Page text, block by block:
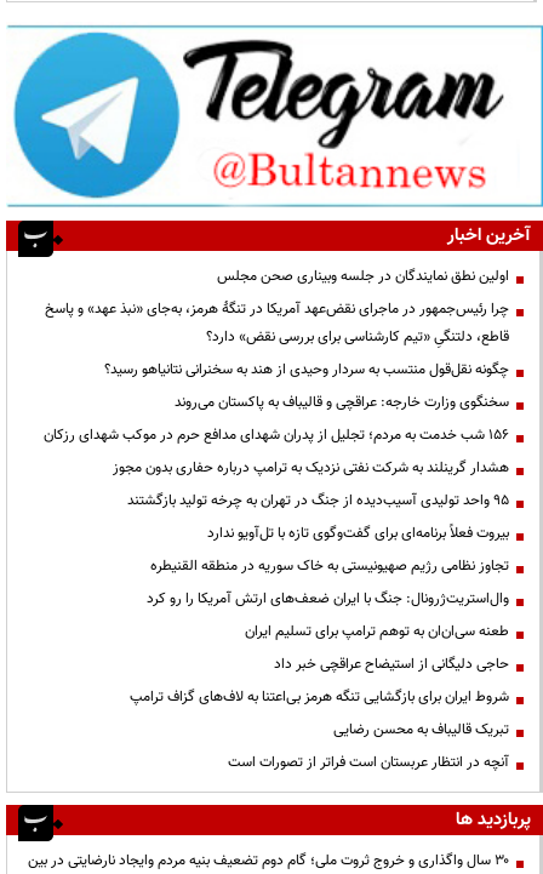
آخرین اخبار
اولین نطق نمایندگان در جلسه وبیناری صحن مجلس
چرا رئیس‌جمهور در ماجرای نقض‌عهد آمریکا در تنگهٔ هرمز، به‌جای «نبذ عهد» و پاسخ
قاطع، دلتنگیِ «تیم کارشناسی برای بررسی نقض» دارد؟
چگونه نقل‌قول منتسب به سردار وحیدی از هند به سخنرانی نتانیاهو رسید؟
سخنگوی وزارت خارجه: عراقچی و قالیباف به پاکستان می‌روند
۱۵۶ شب خدمت به مردم؛ تجلیل از پدران شهدای مدافع حرم در موکب شهدای رزکان
هشدار گرینلند به شرکت نفتی نزدیک به ترامپ درباره حفاری بدون مجوز
95 واحد تولیدی آسیب‌دیده از جنگ در تهران به چرخه تولید بازگشتند
بیروت فعلاً برنامه‌ای برای گفت‌وگوی تازه با تل‌آویو ندارد
تجاوز نظامی رژیم صهیونیستی به خاک سوریه در منطقه القنیطره
وال‌استریت‌ژرونال: جنگ با ایران ضعف‌های ارتش آمریکا را رو کرد
طعنه سی‌ان‌ان به توهم ترامپ برای تسلیم ایران
حاجی دلیگانی از استیضاح عراقچی خبر داد
شروط ایران برای بازگشایی تنگه هرمز بی‌اعتنا به لاف‌های گزاف ترامپ
تبریک قالیباف به محسن رضایی
آنچه در انتظار عربستان است فراتر از تصورات است
پربازدید ها
۳۰ سال واگذاری و خروج ثروت ملی؛ گام دوم تضعیف بنیه مردم وایجاد نارضایتی در بین